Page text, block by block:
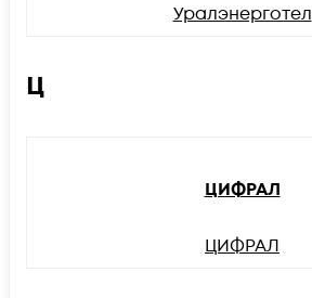
Уралэнерготел
Ц
ЦИФРАЛ
ЦИФРАЛ